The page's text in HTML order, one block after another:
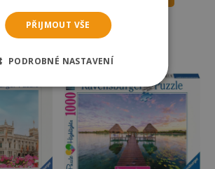
dnes
Odešleme
PŘIJMOUT VŠE
PODROBNÉ NASTAVENÍ